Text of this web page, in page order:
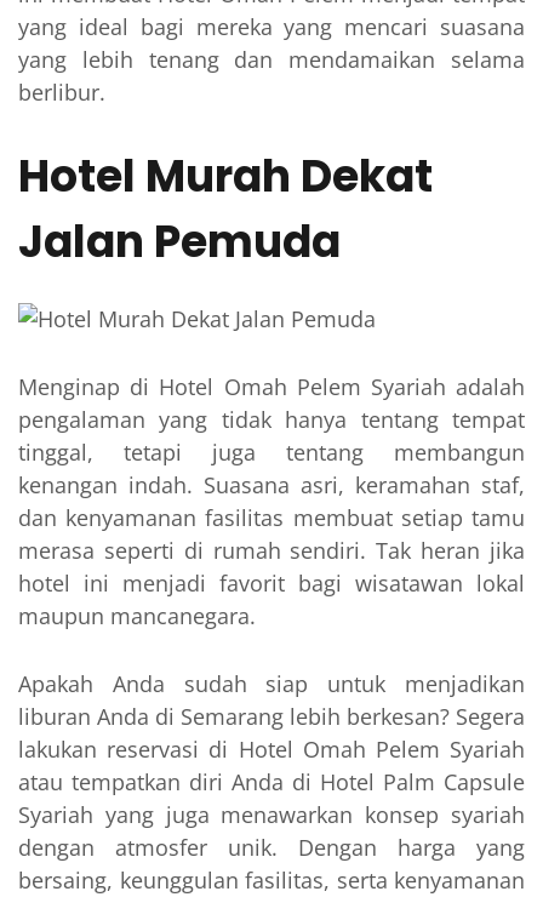
yang ideal bagi mereka yang mencari suasana
yang lebih tenang dan mendamaikan selama
berlibur.
Hotel Murah Dekat
Jalan Pemuda
Menginap di Hotel Omah Pelem Syariah adalah
pengalaman yang tidak hanya tentang tempat
tinggal, tetapi juga tentang membangun
kenangan indah. Suasana asri, keramahan staf,
dan kenyamanan fasilitas membuat setiap tamu
merasa seperti di rumah sendiri. Tak heran jika
hotel ini menjadi favorit bagi wisatawan lokal
maupun mancanegara.
Apakah Anda sudah siap untuk menjadikan
liburan Anda di Semarang lebih berkesan? Segera
lakukan reservasi di Hotel Omah Pelem Syariah
atau tempatkan diri Anda di Hotel Palm Capsule
Syariah yang juga menawarkan konsep syariah
dengan atmosfer unik. Dengan harga yang
bersaing, keunggulan fasilitas, serta kenyamanan